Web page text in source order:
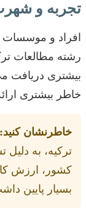
تجربه و
افراد و
رشته مطالعات
بیشتری دریافت
خاطر بیشتری
خاطرنشان کنید:
ترکیه، به دلیل
کشور، ارزش کار
بسیار پایین